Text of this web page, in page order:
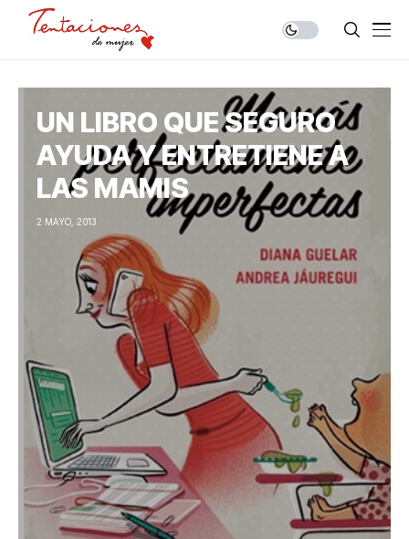
UN LIBRO QUE SEGURO
AYUDA Y ENTRETIENE A
LAS MAMIS
2 MAYO, 2013